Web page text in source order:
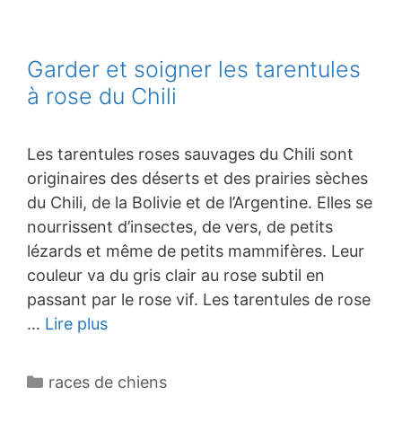
Garder et soigner les tarentules
à rose du Chili
Les tarentules roses sauvages du Chili sont
originaires des déserts et des prairies sèches
du Chili, de la Bolivie et de l’Argentine. Elles se
nourrissent d’insectes, de vers, de petits
lézards et même de petits mammifères. Leur
couleur va du gris clair au rose subtil en
passant par le rose vif. Les tarentules de rose
… Lire plus
Catégories
races de chiens